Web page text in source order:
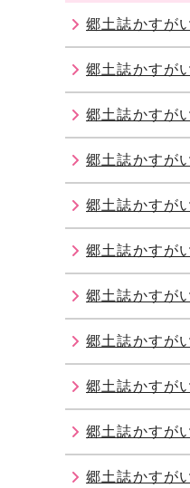
郷土誌かすが
郷土誌かすが
郷土誌かすが
郷土誌かすが
郷土誌かすが
郷土誌かすが
郷土誌かすが
郷土誌かすが
郷土誌かすが
郷土誌かすが
郷土誌かすが